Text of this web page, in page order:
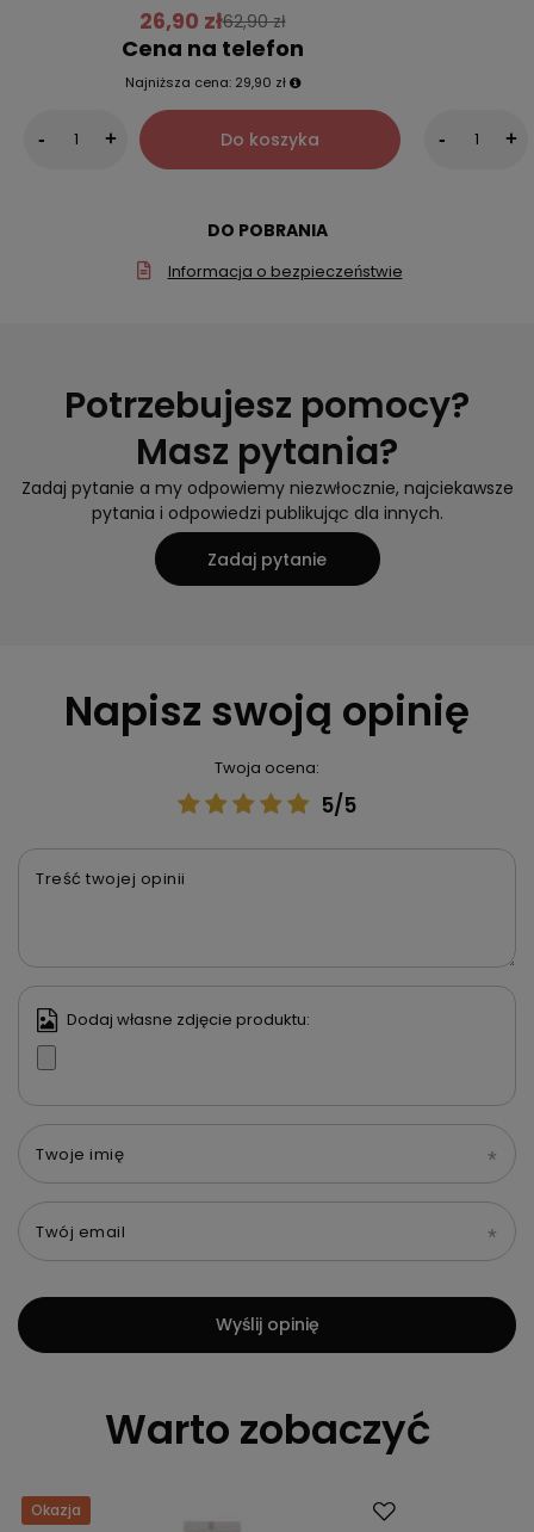
26,90 zł62,90 zł
Cena na telefon
Najniższa cena: 29,90 zł
- + Do koszyka - +
DO POBRANIA
Informacja o bezpieczeństwie
Potrzebujesz pomocy?
Masz pytania?
Zadaj pytanie a my odpowiemy niezwłocznie, najciekawsze
pytania i odpowiedzi publikując dla innych.
Zadaj pytanie
Napisz swoją opinię
Twoja ocena:
5/5
Treść twojej opinii
Dodaj własne zdjęcie produktu:
Twoje imię
Twój email
Wyślij opinię
Warto zobaczyć
Okazja